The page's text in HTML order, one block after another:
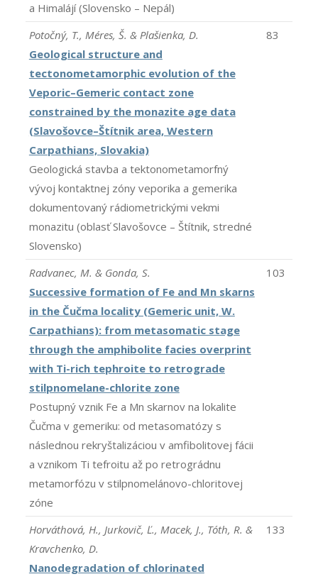
a Himalájí (Slovensko – Nepál)
Potočný, T., Méres, Š. & Plašienka, D.
Geological structure and
tectonometamorphic evolution of the
Veporic–Gemeric contact zone
constrained by the monazite age data
(Slavošovce–Štítnik area, Western
Carpathians, Slovakia)
Geologická stavba a tektonometamorfný
vývoj kontaktnej zóny veporika a gemerika
dokumentovaný rádiometrickými vekmi
monazitu (oblasť Slavošovce – Štítnik, stredné
Slovensko)
83
Radvanec, M. & Gonda, S.
Successive formation of Fe and Mn skarns
in the Čučma locality (Gemeric unit, W.
Carpathians): from metasomatic stage
through the amphibolite facies overprint
with Ti-rich tephroite to retrograde
stilpnomelane-chlorite zone
Postupný vznik Fe a Mn skarnov na lokalite
Čučma v gemeriku: od metasomatózy s
následnou rekryštalizáciou v amfibolitovej fácii
a vznikom Ti tefroitu až po retrográdnu
metamorfózu v stilpnomelánovo-chloritovej
zóne
103
Horváthová, H., Jurkovič, Ľ., Macek, J., Tóth, R. &
Kravchenko, D.
Nanodegradation of chlorinated
133